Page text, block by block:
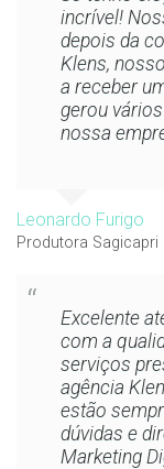
incrível!
depois da
Klens,
a receber
gerou
nossa
Leonardo Furigo
Produtora Sagicapri
Excelente
com a
serviços
agência
estão
dúvidas e
Marketing